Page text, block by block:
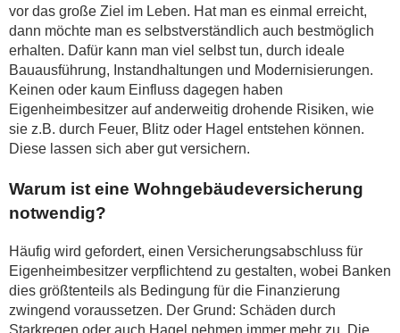
vor das große Ziel im Leben. Hat man es einmal erreicht,
dann möchte man es selbstverständlich auch bestmöglich
erhalten. Dafür kann man viel selbst tun, durch ideale
Bauausführung, Instandhaltungen und Modernisierungen.
Keinen oder kaum Einfluss dagegen haben
Eigenheimbesitzer auf anderweitig drohende Risiken, wie
sie z.B. durch Feuer, Blitz oder Hagel entstehen können.
Diese lassen sich aber gut versichern.
Warum ist eine Wohngebäudeversicherung
notwendig?
Häufig wird gefordert, einen Versicherungsabschluss für
Eigenheimbesitzer verpflichtend zu gestalten, wobei Banken
dies größtenteils als Bedingung für die Finanzierung
zwingend voraussetzen. Der Grund: Schäden durch
Starkregen oder auch Hagel nehmen immer mehr zu. Die